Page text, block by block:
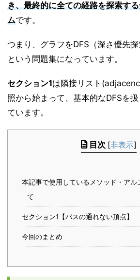
き、最終的に全ての経路を探索す
ムです。
つまり、グラフをDFS（深さ優先探
という問題集になっています。
セクション1は隣接リスト
照から始まって、基本的なDFSを
ています。
目次 [非表示]
本記事で使用しているメソッド・アル
て
セクション1【パスの通れない頂点】
今回のまとめ